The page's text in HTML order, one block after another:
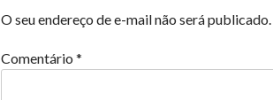
O seu endereço de e-mail não será publicado.
Comentário *